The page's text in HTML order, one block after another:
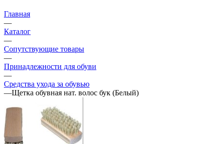
Главная
—
Каталог
—
Сопутствующие товары
—
Принадлежности для обуви
—
Средства ухода за обувью
—Щетка обувная нат. волос бук (Белый)